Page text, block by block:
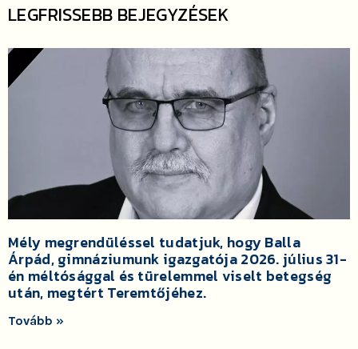
LEGFRISSEBB BEJEGYZÉSEK
Mély megrendüléssel tudatjuk, hogy Balla
Árpád, gimnáziumunk igazgatója 2026. július 31-
én méltósággal és türelemmel viselt betegség
után, megtért Teremtőjéhez.
Tovább »